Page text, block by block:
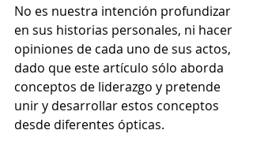
No es nuestra intención profundizar
en sus historias personales, ni hacer
opiniones de cada uno de sus actos,
dado que este artículo sólo aborda
conceptos de liderazgo y pretende
unir y desarrollar estos conceptos
desde diferentes ópticas.